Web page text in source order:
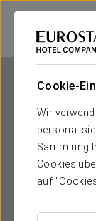
Cookie-
Wir
Sammlung
Cookies
auf